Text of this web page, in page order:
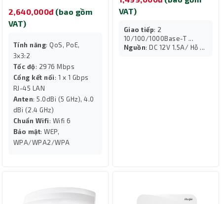
2,640,000đ (bao gồm
VAT)
Tính năng: QoS, PoE,
3x3:2
Tốc độ: 2976 Mbps
Cổng kết nối: 1 x 1 Gbps
RJ-45 LAN
Anten: 5.0dBi (5 GHz), 4.0
dBi (2.4 GHz)
Chuẩn Wifi: Wifi 6
Bảo mật: WEP,
WPA/WPA2/WPA
VAT)
Giao tiếp: 2
10/100/1000Base-T ...
Nguồn: DC 12V 1.5A/ Hỗ ...